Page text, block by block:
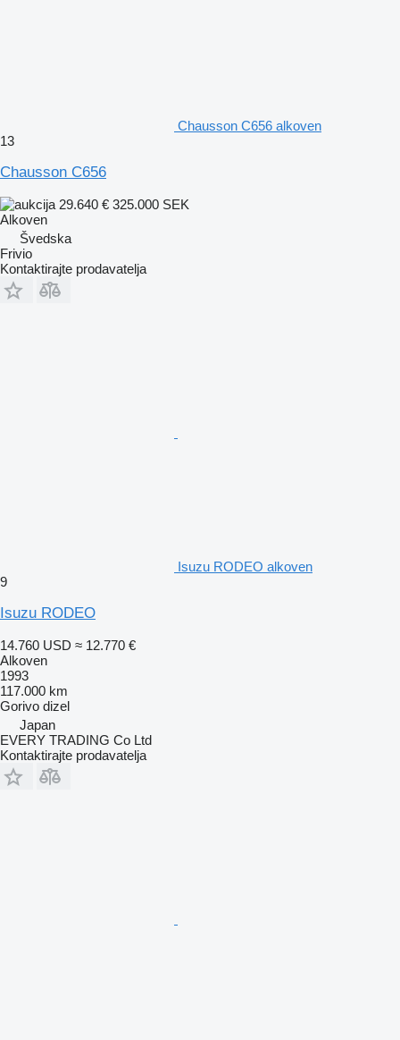
Chausson C656 alkoven
13
Chausson C656
29.640 € 325.000 SEK
Alkoven
Švedska
Frivio
Kontaktirajte prodavatelja
Isuzu RODEO alkoven
9
Isuzu RODEO
14.760 USD ≈ 12.770 €
Alkoven
1993
117.000 km
Gorivo dizel
Japan
EVERY TRADING Co Ltd
Kontaktirajte prodavatelja